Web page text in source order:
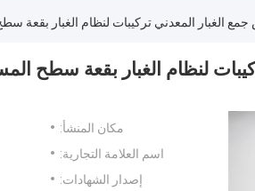
الغبار المعدني تركيبات لنظام الغبار بقعة
لنظام الغبار بقعة سطح
مكان المنشأ:
اسم العلامة التجارية:
إصدار الشهادات: